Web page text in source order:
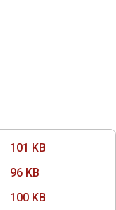
101 KB
96 KB
100 KB